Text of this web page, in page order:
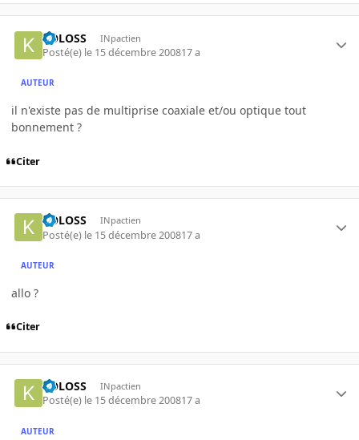
KOLOSS INpactien
Posté(e) le 15 décembre 200817 a
AUTEUR
il n'existe pas de multiprise coaxiale et/ou optique tout
bonnement ?
Citer
KOLOSS INpactien
Posté(e) le 15 décembre 200817 a
AUTEUR
allo ?
Citer
KOLOSS INpactien
Posté(e) le 15 décembre 200817 a
AUTEUR